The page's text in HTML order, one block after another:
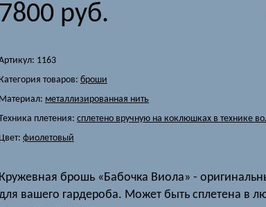
7800 руб.
1163
Категория товаров: броши
Материал: металлизированная нить
плетения: сплетено вручную на коклюшках в технике
Цвет: фиолетовый
Кружевная брошь «Бабочка Виола» -
вашего гардероба. Может быть сплетена в